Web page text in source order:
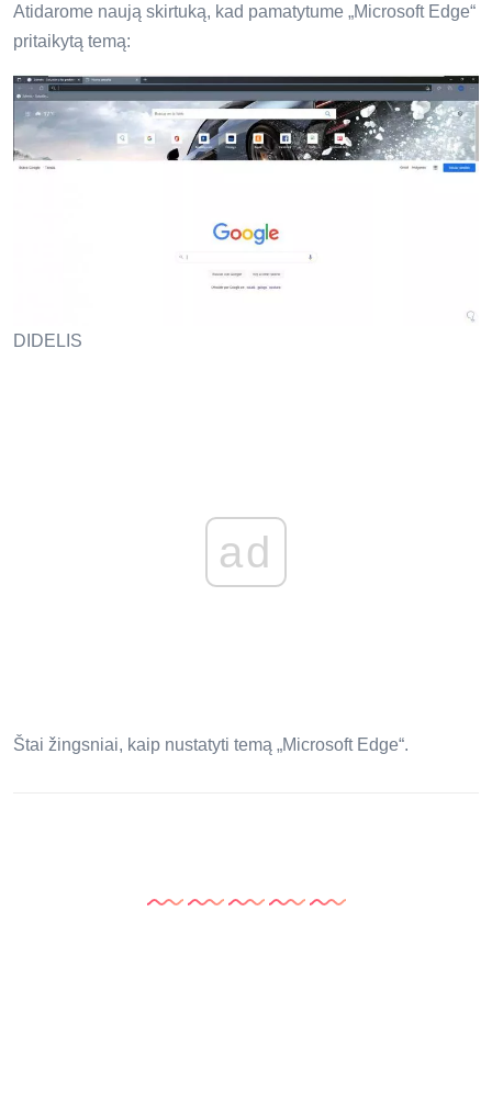
Atidarome naują skirtuką, kad pamatytume „Microsoft Edge“
pritaikytą temą:
DIDELIS
ad
Štai žingsniai, kaip nustatyti temą „Microsoft Edge“.